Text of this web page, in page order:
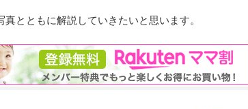
真とともに解説していきたいと思います。